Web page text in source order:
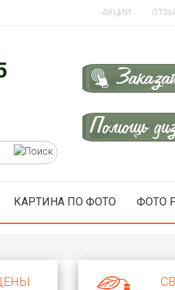
АКЦИИ
КАРТИНА ПО ФОТО ФОТО